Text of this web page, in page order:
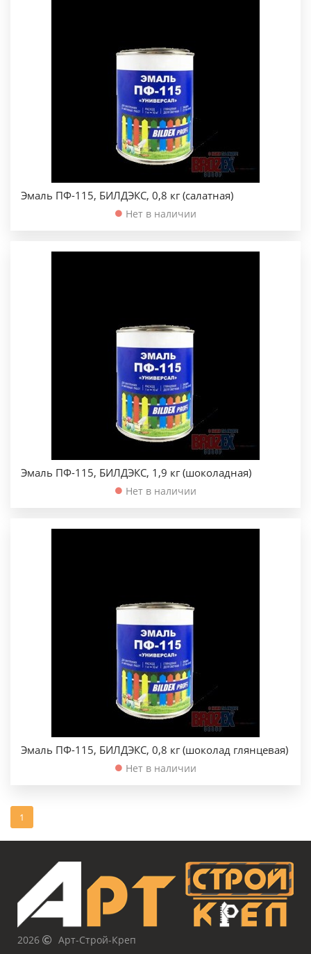
Эмаль ПФ-115, БИЛДЭКС, 0,8 кг (салатная)
Нет в наличии
Эмаль ПФ-115, БИЛДЭКС, 1,9 кг (шоколадная)
Нет в наличии
Эмаль ПФ-115, БИЛДЭКС, 0,8 кг (шоколад глянцевая)
Нет в наличии
1
2026
Арт-Строй-Креп